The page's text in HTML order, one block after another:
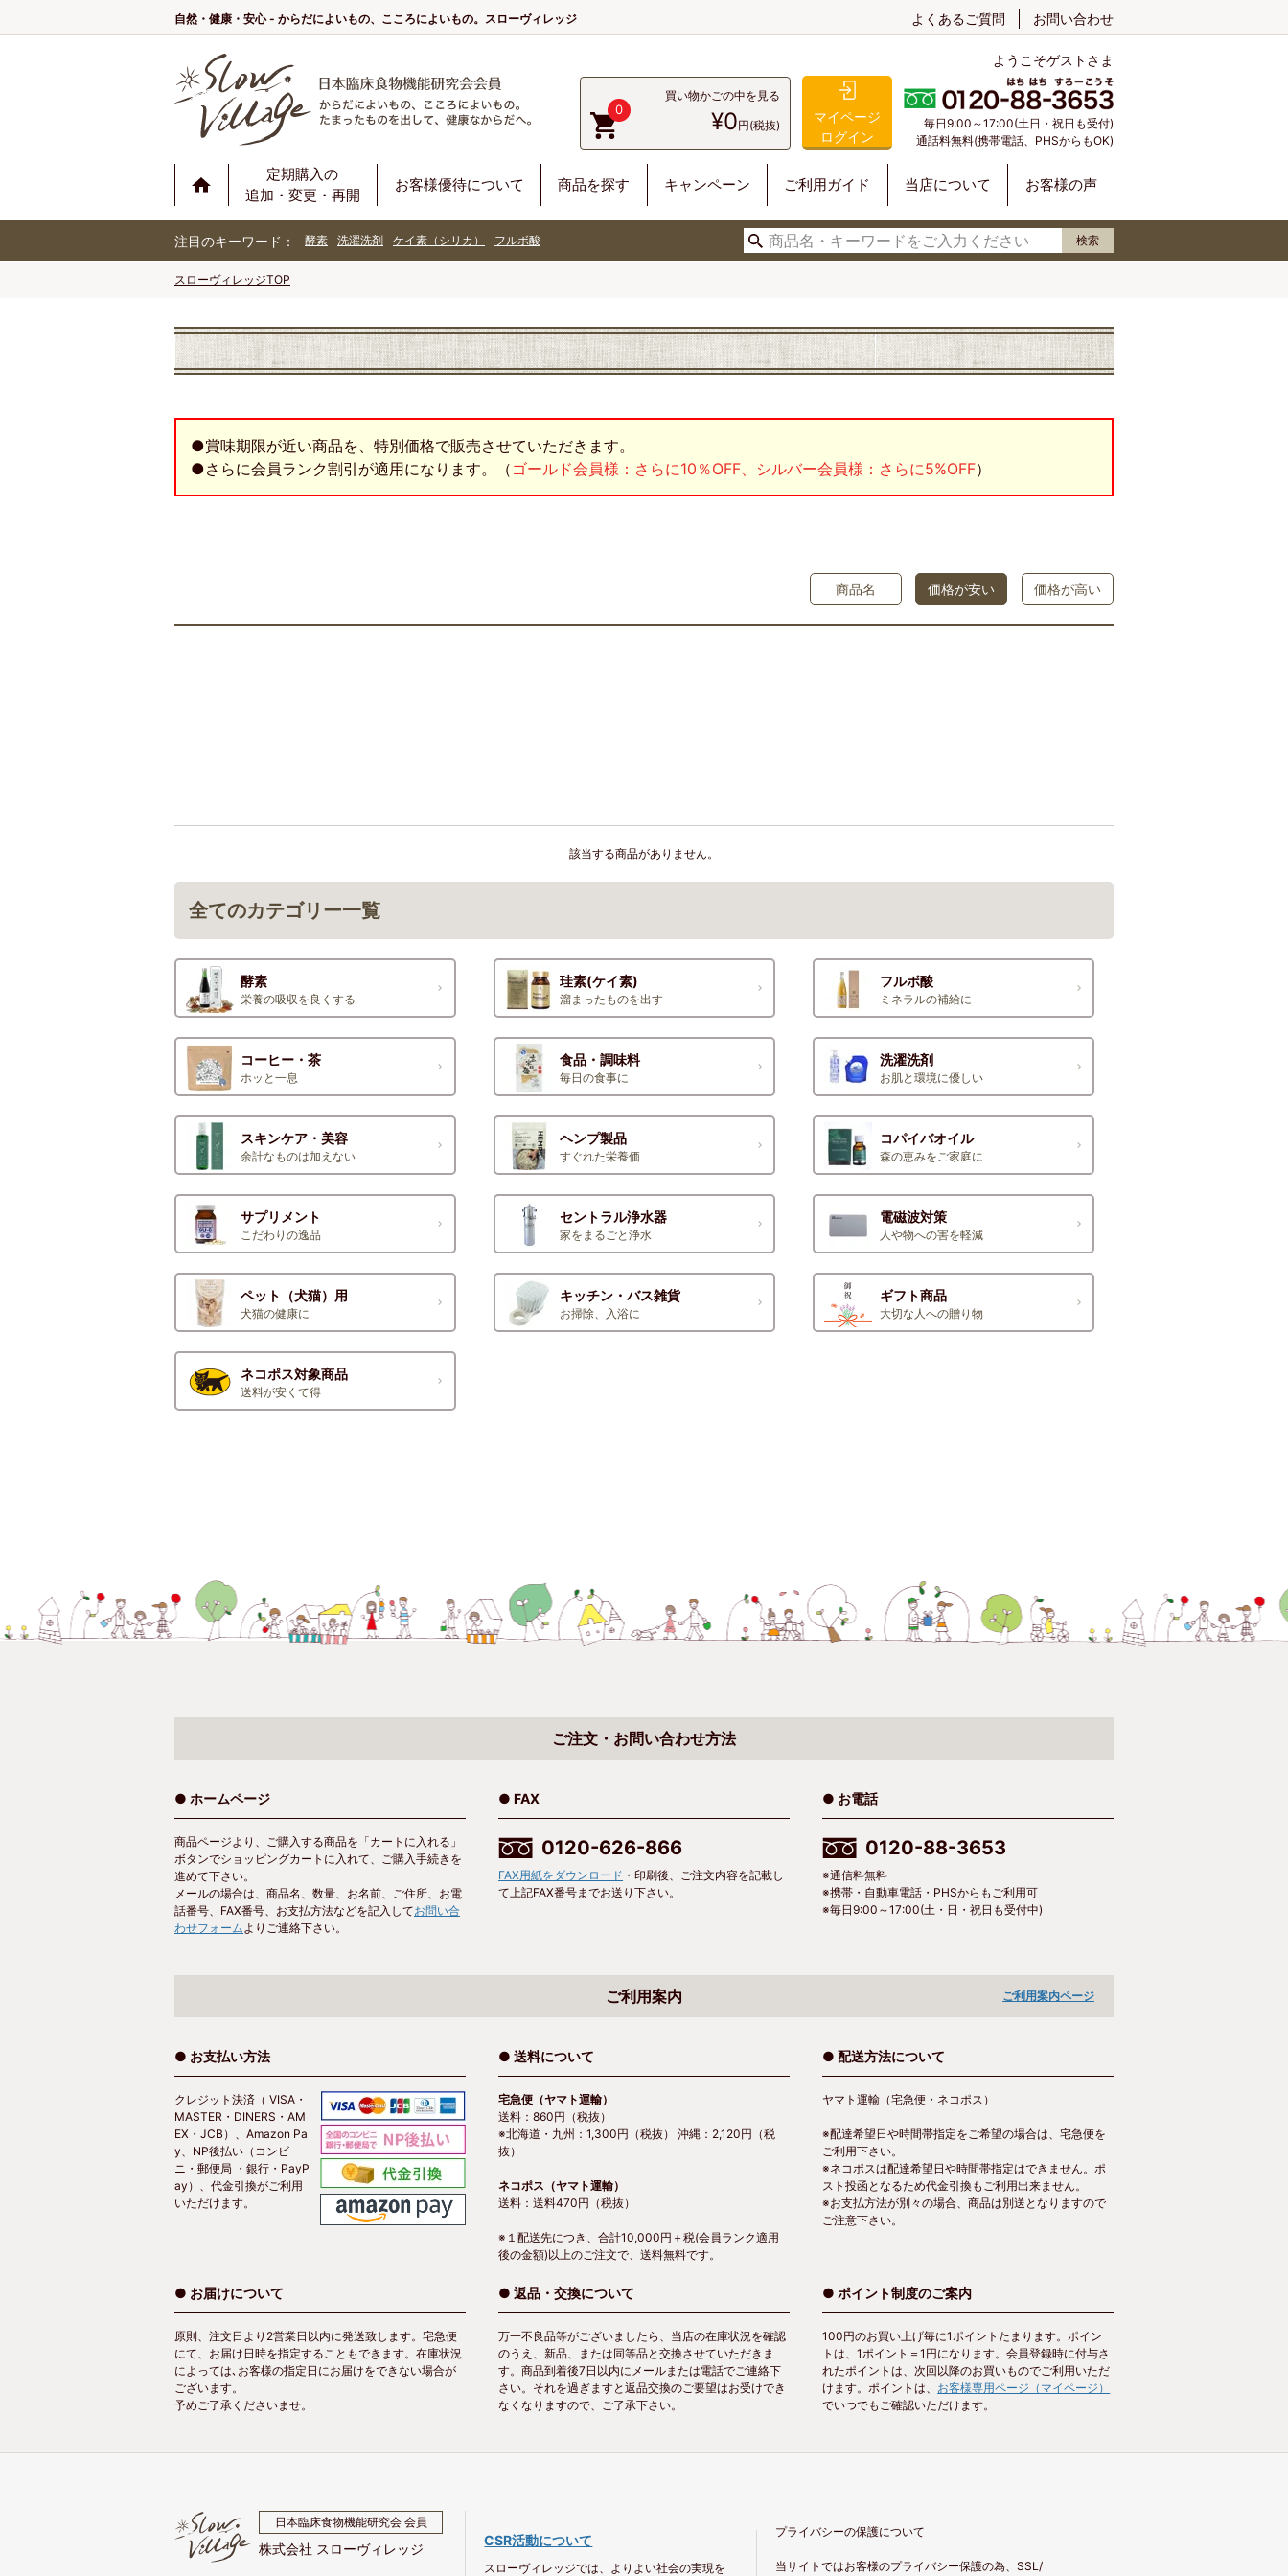
自然・健康・安心 - からだによいもの、こころによいもの。スローヴィレッジ よくあるご質問 お問い合わせ
ようこそゲストさま
0
買い物かごの中を見る
¥0円(税抜)
マイページ
ログイン
毎日9:00～17:00(土日・祝日も受付)
通話料無料(携帯電話、PHSからもOK)
定期購入の
追加・変更・再開
お客様優待について 商品を探す キャンペーン ご利用ガイド 当店について お客様の声
注目のキーワード： 酵素 洗濯洗剤 ケイ素（シリカ） フルボ酸 検索
スローヴィレッジTOP
●賞味期限が近い商品を、特別価格で販売させていただきます。
●さらに会員ランク割引が適用になります。（ ゴールド会員様：さらに10％OFF、シルバー会員様：さらに5%OFF）
商品名 価格が安い 価格が高い
該当する商品がありません。
全てのカテゴリー一覧
酵素
栄養の吸収を良くする
珪素(ケイ素)
溜まったものを出す
フルボ酸
ミネラルの補給に
コーヒー・茶
ホッと一息
食品・調味料
毎日の食事に
洗濯洗剤
お肌と環境に優しい
スキンケア・美容
余計なものは加えない
ヘンプ製品
すぐれた栄養価
コパイバオイル
森の恵みをご家庭に
サプリメント
こだわりの逸品
セントラル浄水器
家をまるごと浄水
電磁波対策
人や物への害を軽減
ペット（犬猫）用
犬猫の健康に
キッチン・バス雑貨
お掃除、入浴に
ギフト商品
大切な人への贈り物
ネコポス対象商品
送料が安くて得
ご注文・お問い合わせ方法
● ホームページ
商品ページより、ご購入する商品を「カートに入れる」
ボタンでショッピングカートに入れて、ご購入手続きを
進めて下さい。
メールの場合は、商品名、数量、お名前、ご住所、お電
話番号、FAX番号、お支払方法などを記入してお問い合
わせフォームよりご連絡下さい。
● FAX
0120-626-866
FAX用紙をダウンロード ・印刷後、ご注文内容を記載し
て上記FAX番号までお送り下さい。
● お電話
0120-88-3653
※通信料無料
※携帯・自動車電話・PHSからもご利用可
※毎日9:00～17:00(土・日・祝日も受付中)
ご利用案内 ご利用案内ページ
● お支払い方法
クレジット決済（ VISA・
MASTER・DINERS・AM
EX・JCB）、Amazon Pa
y、NP後払い（コンビ
ニ・郵便局 ・銀行・PayP
ay）、代金引換がご利用
いただけます。
● 送料について
宅急便（ヤマト運輸）
送料：860円（税抜）
※北海道・九州：1,300円（税抜） 沖縄：2,120円（税
抜）
ネコポス（ヤマト運輸）
送料：送料470円（税抜）
※１配送先につき、合計10,000円＋税(会員ランク適用
後の金額)以上のご注文で、送料無料です。
● 配送方法について
ヤマト運輸（宅急便・ネコポス）
※配達希望日や時間帯指定をご希望の場合は、宅急便を
ご利用下さい。
※ネコポスは配達希望日や時間帯指定はできません。ポ
スト投函となるため代金引換もご利用出来ません。
※お支払方法が別々の場合、商品は別送となりますので
ご注意下さい。
● お届けについて
原則、注文日より2営業日以内に発送致します。宅急便
にて、お届け日時を指定することもできます。在庫状況
によっては､お客様の指定日にお届けをできない場合が
ございます。
予めご了承くださいませ。
● 返品・交換について
万一不良品等がございましたら、当店の在庫状況を確認
のうえ、新品、または同等品と交換させていただきま
す。商品到着後7日以内にメールまたは電話でご連絡下
さい。それを過ぎますと返品交換のご要望はお受けでき
なくなりますので、ご了承下さい。
● ポイント制度のご案内
100円のお買い上げ毎に1ポイントたまります。ポイン
トは、1ポイント＝1円になります。会員登録時に付与さ
れたポイントは、次回以降のお買いものでご利用いただ
けます。ポイントは、 お客様専用ページ（マイページ）
でいつでもご確認いただけます。
日本臨床食物機能研究会 会員
株式会社 スローヴィレッジ
CSR活動について
スローヴィレッジでは、よりよい社会の実現を
プライバシーの保護について
当サイトではお客様のプライバシー保護の為、SSL/